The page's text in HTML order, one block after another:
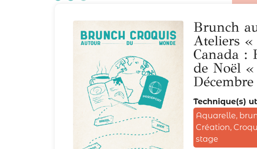
Brunch
Ateliers «
Canada :
de Noël
Technique(s)
Aquarelle,
Création,
stage